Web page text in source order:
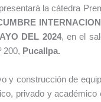
la cátedra
DEL 2024, en el
200, Pucallpa.
y construcción de
privado y académico